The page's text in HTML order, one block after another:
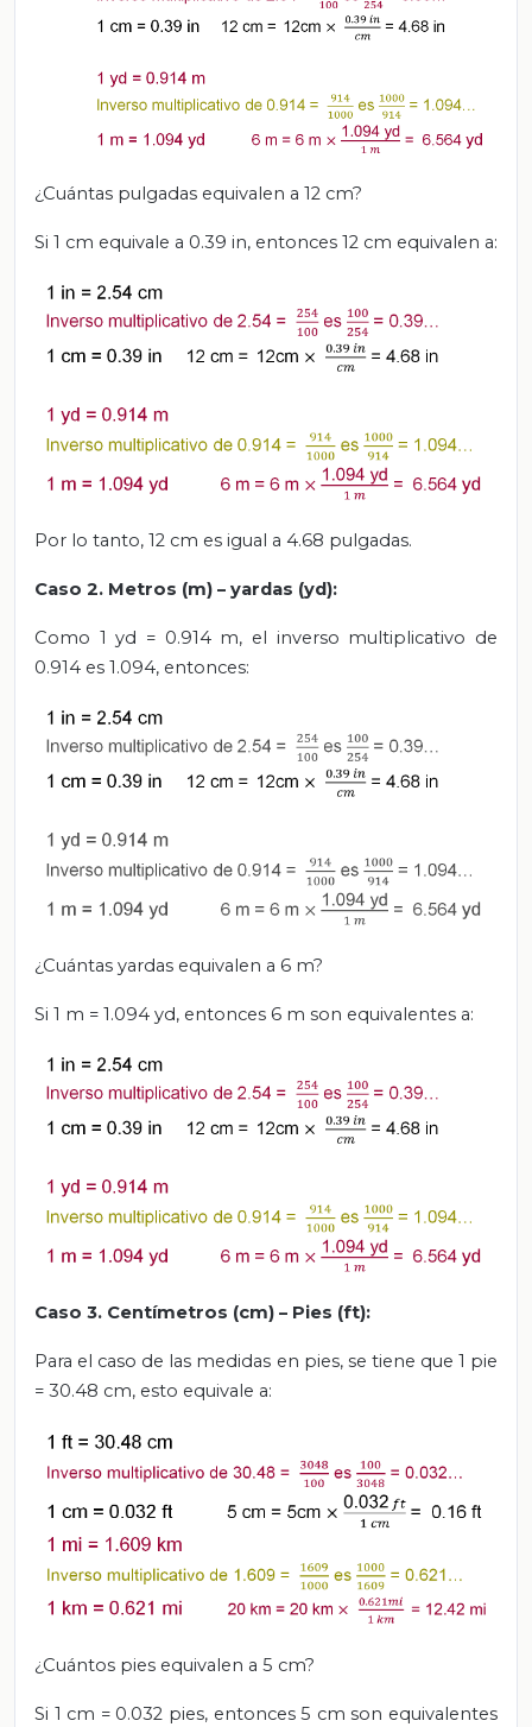
¿Cuántas pulgadas equivalen a 12 cm?
Si 1 cm equivale a 0.39 in, entonces 12 cm equivalen a:
Por lo tanto, 12 cm es igual a 4.68 pulgadas.
Caso 2. Metros (m) – yardas (yd):
Como 1 yd = 0.914 m, el inverso multiplicativo de
0.914 es 1.094, entonces:
¿Cuántas yardas equivalen a 6 m?
Si 1 m = 1.094 yd, entonces 6 m son equivalentes a:
Caso 3. Centímetros (cm) – Pies (ft):
Para el caso de las medidas en pies, se tiene que 1 pie
= 30.48 cm, esto equivale a:
¿Cuántos pies equivalen a 5 cm?
Si 1 cm = 0.032 pies, entonces 5 cm son equivalentes